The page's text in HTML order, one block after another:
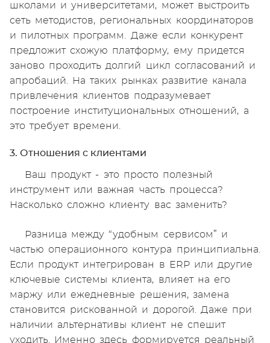
школами и университетами, может выстроить
сеть методистов, региональных координаторов
и пилотных программ. Даже если конкурент
предложит схожую платформу, ему придется
заново проходить долгий цикл согласований и
апробаций. На таких рынках развитие канала
привлечения клиентов подразумевает
построение институциональных отношений, а
это требует времени.
3. Отношения с клиентами
Ваш продукт - это просто полезный
инструмент или важная часть процесса?
Насколько сложно клиенту вас заменить?
Разница между “удобным сервисом” и
частью операционного контура принципиальна.
Если продукт интегрирован в ERP или другие
ключевые системы клиента, влияет на его
маржу или ежедневные решения, замена
становится рискованной и дорогой. Даже при
наличии альтернативы клиент не спешит
уходить. Именно здесь формируется реальный